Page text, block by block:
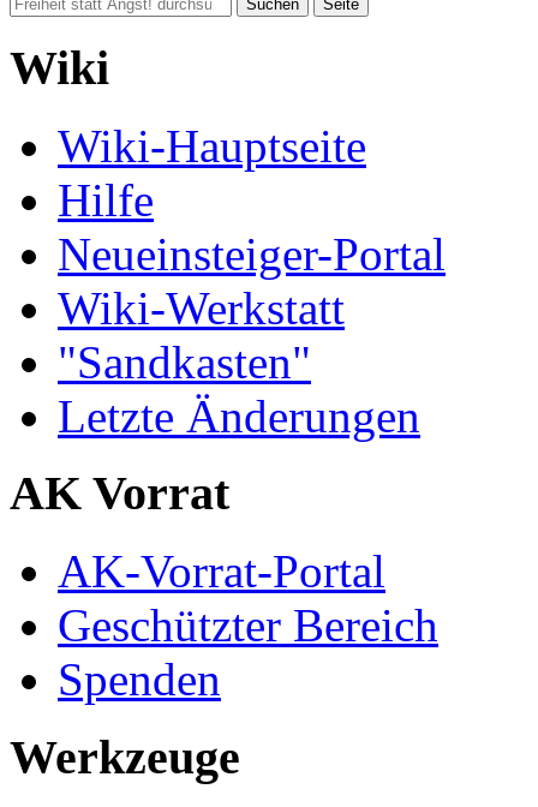
Wiki
Wiki-Hauptseite
Hilfe
Neueinsteiger-Portal
Wiki-Werkstatt
"Sandkasten"
Letzte Änderungen
AK Vorrat
AK-Vorrat-Portal
Geschützter Bereich
Spenden
Werkzeuge